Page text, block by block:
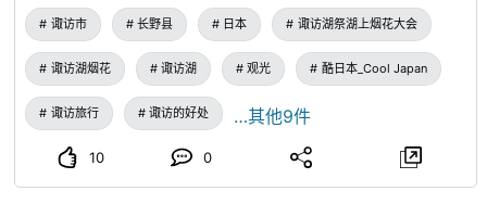
ご紹介いたします。
诹访市 长野县 日本 诹访湖祭湖上烟花大会
诹访湖烟花 诹访湖 观光 酷日本_Cool Japan
诹访旅行 诹访的好处 …其他9件
10 0